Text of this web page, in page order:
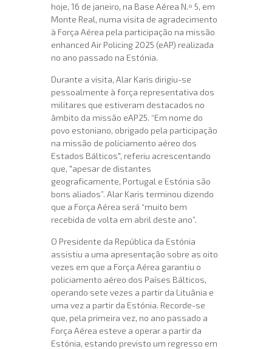
hoje, 16 de janeiro, na Base Aérea N.º 5, em
Monte Real, numa visita de agradecimento
à Força Aérea pela participação na missão
enhanced Air Policing 2025 (eAP) realizada
no ano passado na Estónia.
Durante a visita, Alar Karis dirigiu-se
pessoalmente à força representativa dos
militares que estiveram destacados no
âmbito da missão eAP25. “Em nome do
povo estoniano, obrigado pela participação
na missão de policiamento aéreo dos
Estados Bálticos", referiu acrescentando
que, "apesar de distantes
geograficamente, Portugal e Estónia são
bons aliados”. Alar Karis terminou dizendo
que a Força Aérea será “muito bem
recebida de volta em abril deste ano”.
O Presidente da República da Estónia
assistiu a uma apresentação sobre as oito
vezes em que a Força Aérea garantiu o
policiamento aéreo dos Países Bálticos,
operando sete vezes a partir da Lituânia e
uma vez a partir da Estónia. Recorde-se
que, pela primeira vez, no ano passado a
Força Aérea esteve a operar a partir da
Estónia, estando previsto um regresso em